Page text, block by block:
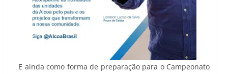
E ainda como forma de preparação para o Campeonato